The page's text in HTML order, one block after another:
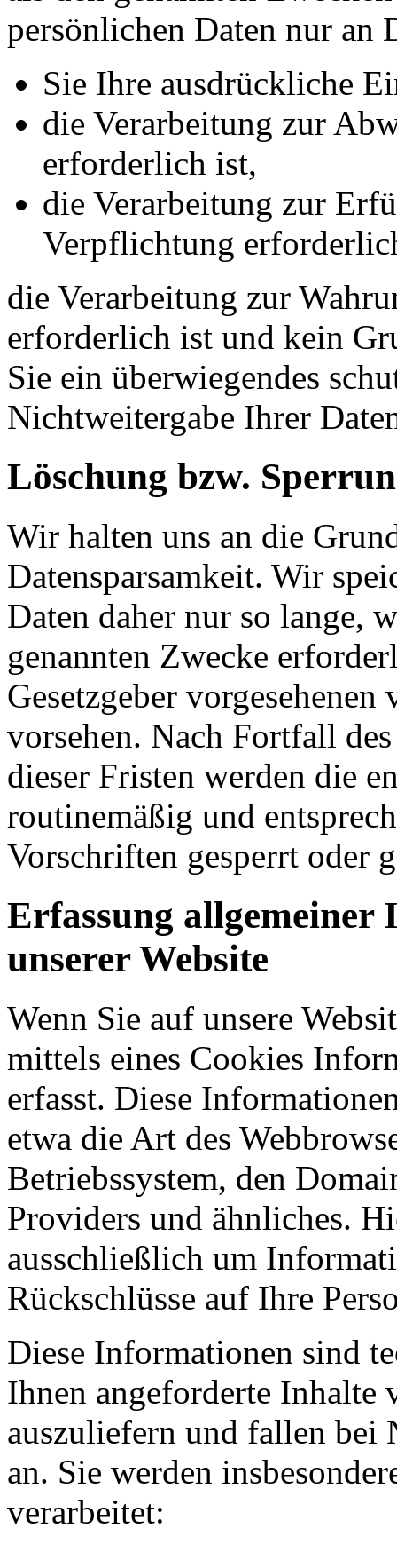
persönlichen Daten nur an
Sie Ihre ausdrückliche
die Verarbeitung zur
erforderlich ist,
die Verarbeitung zur
Verpflichtung
die Verarbeitung zur
erforderlich ist und kein
Sie ein überwiegendes
Nichtweitergabe Ihrer
Löschung bzw.
Wir halten uns an die
Datensparsamkeit. Wir
Daten daher nur so lange,
genannten Zwecke
Gesetzgeber
vorsehen. Nach Fortfall
dieser Fristen werden die
routinemäßig und
Vorschriften gesperrt oder
Erfassung allgemeiner
unserer Website
Wenn Sie auf unsere
mittels eines Cookies
erfasst. Diese
etwa die Art des
Betriebssystem, den
Providers und ähnliches.
ausschließlich um
Rückschlüsse auf Ihre
Diese Informationen sind
Ihnen angeforderte Inhalte
auszuliefern und fallen bei
an. Sie werden
verarbeitet: